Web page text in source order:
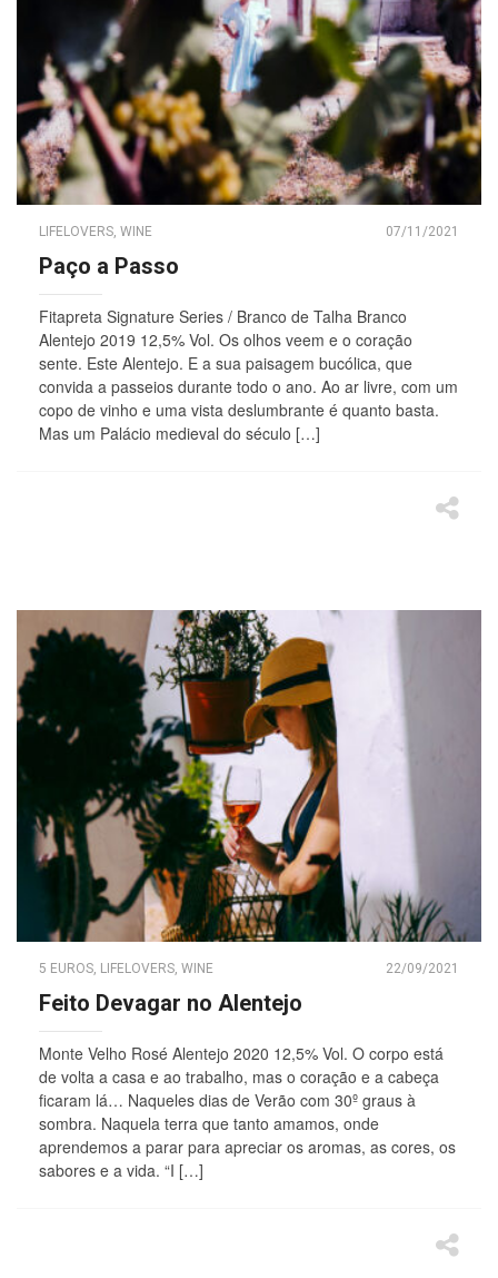
LIFELOVERS WINE 07/11/2021
Paço a Passo
Fitapreta Signature Series / Branco de Talha Branco
Alentejo 2019 12,5% Vol. Os olhos veem e o coração
sente. Este Alentejo. E a sua paisagem bucólica, que
convida a passeios durante todo o ano. Ao ar livre, com um
copo de vinho e uma vista deslumbrante é quanto basta.
Mas um Palácio medieval do século […]
5 EUROS, LIFELOVERS, WINE 22/09/2021
Feito Devagar no Alentejo
Monte Velho Rosé Alentejo 2020 12,5% Vol. O corpo está
de volta a casa e ao trabalho, mas o coração e a cabeça
ficaram lá… Naqueles dias de Verão com 30º graus à
sombra. Naquela terra que tanto amamos, onde
aprendemos a parar para apreciar os aromas, as cores, os
sabores e a vida. “I […]